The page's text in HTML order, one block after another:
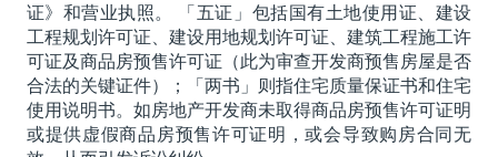
证》和营业执照。 「五证」包括国有土地使用证、建设
工程规划许可证、建设用地规划许可证、建筑工程施工许
可证及商品房预售许可证（此为审查开发商预售房屋是否
合法的关键证件）；「两书」则指住宅质量保证书和住宅
使用说明书。如房地产开发商未取得商品房预售许可证明
或提供虚假商品房预售许可证明，或会导致购房合同无